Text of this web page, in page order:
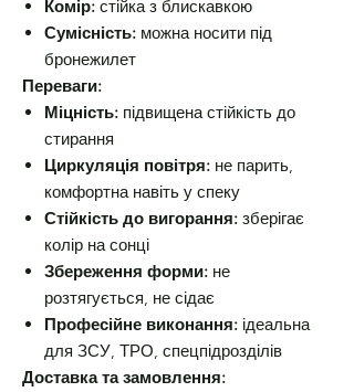
Комір: стійка з блискавкою
Сумісність: можна носити під
бронежилет
Переваги:
Міцність: підвищена стійкість до
стирання
Циркуляція повітря: не парить,
комфортна навіть у спеку
Стійкість до вигорання: зберігає
колір на сонці
Збереження форми: не
розтягується, не сідає
Професійне виконання: ідеальна
для ЗСУ, ТРО, спецпідрозділів
Доставка та замовлення: